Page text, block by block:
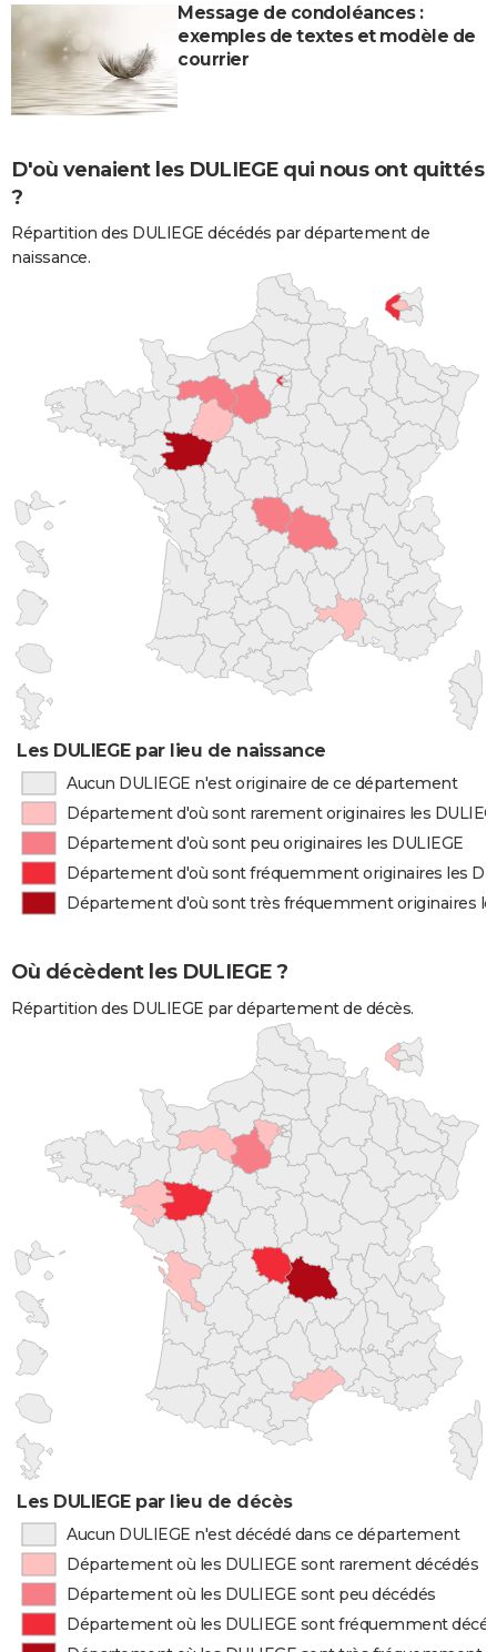
Message de condoléances :
exemples de textes et modèle de
courrier
D'où venaient les DULIEGE qui nous ont quittés
?
Répartition des DULIEGE décédés par département de
naissance.
Les DULIEGE par lieu de naissance
Aucun DULIEGE n'est originaire de ce département
Département d'où sont rarement originaires les
Département d'où sont peu originaires les DULIEGE
Département d'où sont fréquemment originaires les
Département d'où sont très fréquemment originaires
Où décèdent les DULIEGE ?
Répartition des DULIEGE par département de décès.
Les DULIEGE par lieu de décès
Aucun DULIEGE n'est décédé dans ce département
Département où les DULIEGE sont rarement décédés
Département où les DULIEGE sont peu décédés
Département où les DULIEGE sont fréquemment